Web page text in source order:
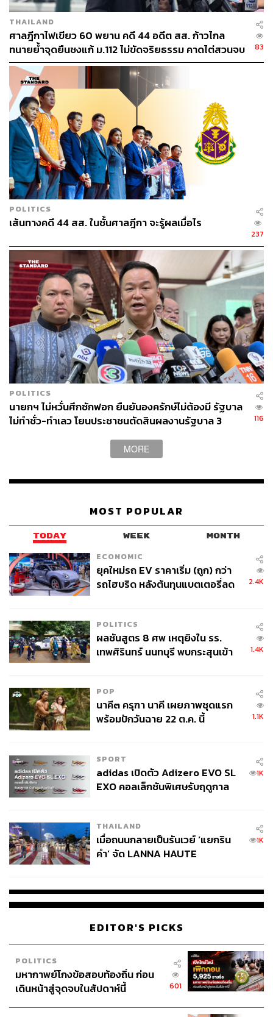
THAILAND
ศาลฎีกาไฟเขียว 60 พยาน คดี 44 อดีต สส. ก้าวไกล
ทนายย้ำจุดยืนชงแก้ ม.112 ไม่ขัดจริยธรรม คาดไต่สวนจบ
พฤษภาคมปี 2570
83
POLITICS
เส้นทางคดี 44 สส. ในชั้นศาลฎีกา จะรู้ผลเมื่อไร
237
POLITICS
นายกฯ ไม่หวั่นศึกซักฟอก ยืนยันองครักษ์ไม่ต้องมี รัฐบาล
ไม่ทำชั่ว-ทำเลว โยนประชาชนตัดสินผลงานรัฐบาล 3
116
MORE
MOST POPULAR
TODAY WEEK MONTH
ECONOMIC
ยุคใหม่รถ EV ราคาเริ่ม (ถูก) กว่า
รถไฮบริด หลังต้นทุนแบตเตอรี่ลด
2.4K
POLITICS
ผลชันสูตร 8 ศพ เหตุยิงใน รร.
เทพศิรินทร์ นนทบุรี พบกระสุนเข้า
1.4K
POP
นาคี๓ ครุฑา นาคี เผยภาพชุดแรก
พร้อมปักวันฉาย 22 ต.ค. นี้
1.1K
SPORT
adidas เปิดตัว Adizero EVO SL
EXO คอลเล็กชันพิเศษรับฤดูกาล
1K
THAILAND
เมื่อถนนกลายเป็นรันเวย์ ‘แยกริน
คำ’ จัด LANNA HAUTE
1K
EDITOR'S PICKS
POLITICS
มหากาพย์โกงข้อสอบท้องถิ่น ก่อน
เดินหน้าสู่จุดจบในสัปดาห์นี้
601